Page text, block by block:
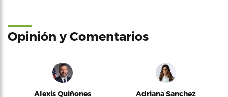
Opinión y Comentarios
Alexis Quiñones Adriana Sanchez